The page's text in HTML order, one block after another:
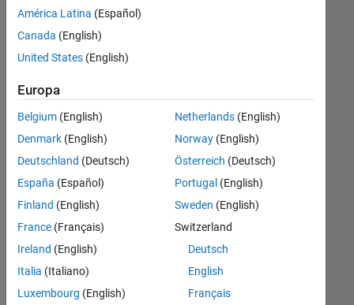
Marketing Communications
Marketing Services
Finance and Operations
es
keine
offenen
Stellen,
Ihren
Suchkriterien
entsprechen.
können
die
Suchkriterien
weiter
fassen
oder
alle
Stellenangebote
anzeigen .
América Latina (Español)
Canada (English)
United States (English)
Europa
Belgium (English)
Denmark (English)
Deutschland (Deutsch)
España (Español)
Finland (English)
France (Français)
Ireland (English)
Italia (Italiano)
Luxembourg (English)
Netherlands(English)
Norway(English)
Österreich (Deutsch)
Portugal (English)
Sweden (English)
Switzerland
Deutsch
English
Français